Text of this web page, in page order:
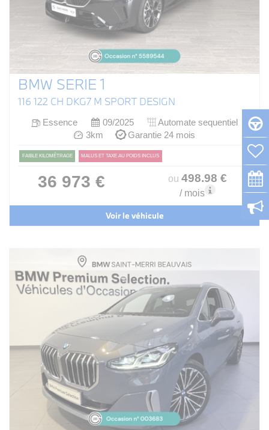
BMW SERIE 1
116 122 CH DKG7 M SPORT DESIGN
Essence 09/2025
Automate sequentiel
3km
Garantie 24 mois
FAIBLE KILOMÉTRAGE MALUS ET TAXE AU POIDS INCLUS
36 973 € ou 498.98 €
/ mois
Voir le véhicule